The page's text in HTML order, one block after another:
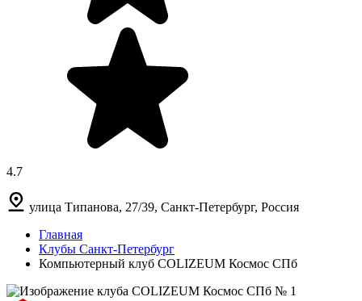
4.7
улица Типанова, 27/39, Санкт-Петербург, Россия
Главная
Клубы Санкт-Петербург
Компьютерный клуб COLIZEUM Космос СПб